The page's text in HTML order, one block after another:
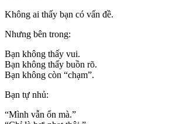
Không ai thấy bạn có vấn đề.
Nhưng bên trong:
Bạn không thấy vui.
Bạn không thấy buồn rõ.
Bạn không còn “chạm”.
Bạn tự nhủ:
“Mình vẫn ổn mà.”